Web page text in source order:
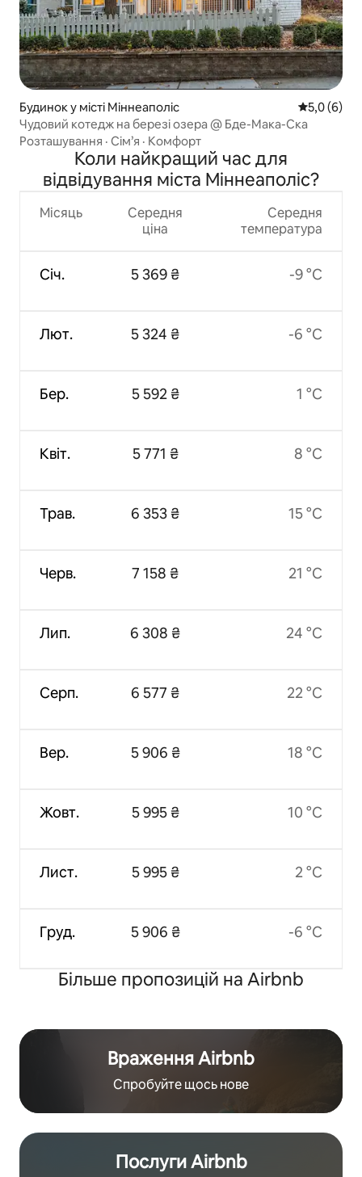
Будинок у місті Міннеаполіс Середня
5,0 (6)
Чудовий котедж на березі озера @ Бде-Мака-Ска
Розташування · Сім’я · Комфорт
Коли найкращий час для
відвідування міста Міннеаполіс?
Місяць
Січ.
Лют.
Бер.
Квіт.
Трав.
Черв.
Лип.
Серп.
Вер.
Жовт.
Лист.
Груд.
Середня
ціна
5 369 ₴
5 324 ₴
5 592 ₴
5 771 ₴
6 353 ₴
7 158 ₴
6 308 ₴
6 577 ₴
5 906 ₴
5 995 ₴
5 995 ₴
5 906 ₴
Середня
температура
-9 °C
-6 °C
1 °C
8 °C
15 °C
21 °C
24 °C
22 °C
18 °C
10 °C
2 °C
-6 °C
Більше пропозицій на Airbnb
Враження Airbnb
Спробуйте щось нове
Послуги Airbnb